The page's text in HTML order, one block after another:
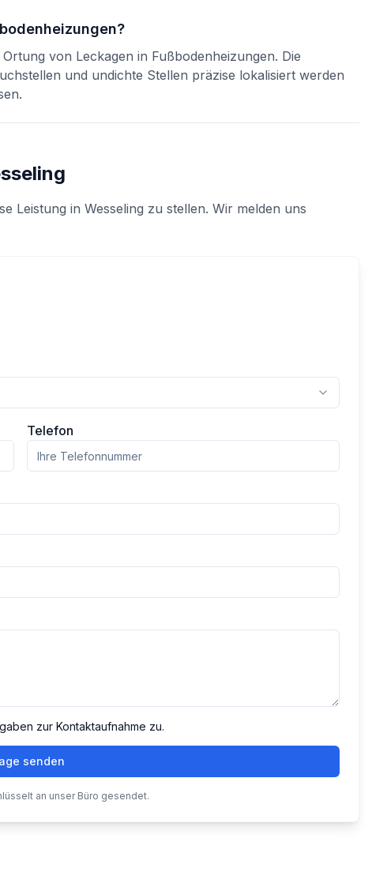
von Leckagen in Fußbodenheizungen. Die
und undichte Stellen präzise lokalisiert werden
Leistung inWesseling zu stellen. Wir melden uns
Telefon
zur Kontaktaufnahme zu.
senden
an unser Büro gesendet.